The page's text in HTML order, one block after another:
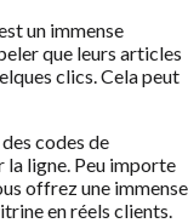
un immense
que leurs articles
clics. Cela peut
codes de
ligne. Peu importe
offrez une immense
en réels clients.